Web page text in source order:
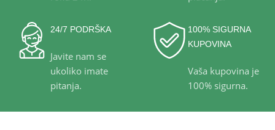
24/7 PODRŠKA
Javite nam se
ukoliko imate
pitanja.
100% SIGURNA
KUPOVINA
Vaša kupovina je
100% sigurna.